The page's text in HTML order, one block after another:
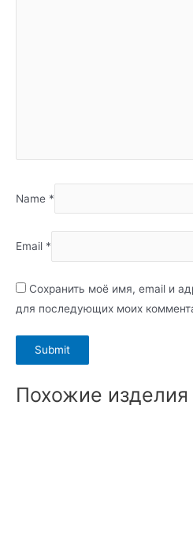
Name *
Email *
Сохранить моё имя, email и
для последующих моих
Похожие изделия